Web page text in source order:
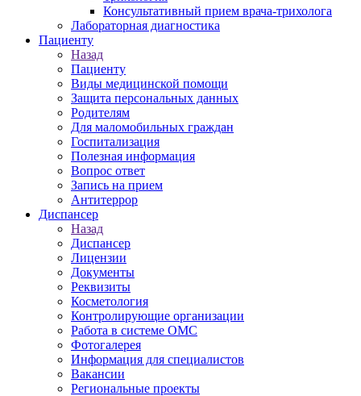
Консультативный прием врача-трихолога
Лабораторная диагностика
Пациенту
Назад
Пациенту
Виды медицинской помощи
Защита персональных данных
Родителям
Для маломобильных граждан
Госпитализация
Полезная информация
Вопрос ответ
Запись на прием
Антитеррор
Диспансер
Назад
Диспансер
Лицензии
Документы
Реквизиты
Косметология
Контролирующие организации
Работа в системе ОМС
Фотогалерея
Информация для специалистов
Вакансии
Региональные проекты